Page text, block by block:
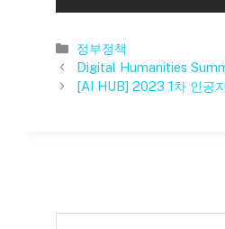
카
테
고
정부정책
Digital Humanities
[AI HUB] 2023 1차 인공